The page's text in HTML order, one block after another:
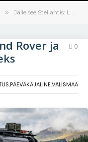
» Jälle see Stellantis: Land Rover ja Jeep võivad saada üheks
Rover ja
0
,PÄEVAKAJALINE,VÄLISMAA